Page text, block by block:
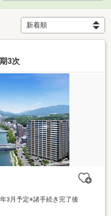
3次
3月予定※諸手続き完了後